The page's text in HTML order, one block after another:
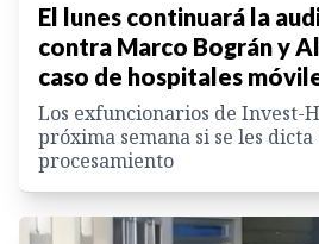
El lunes continuará la
contra Marco Bográn y
caso de hospitales
Los exfuncionarios de Invest-
próxima semana si se les
procesamiento